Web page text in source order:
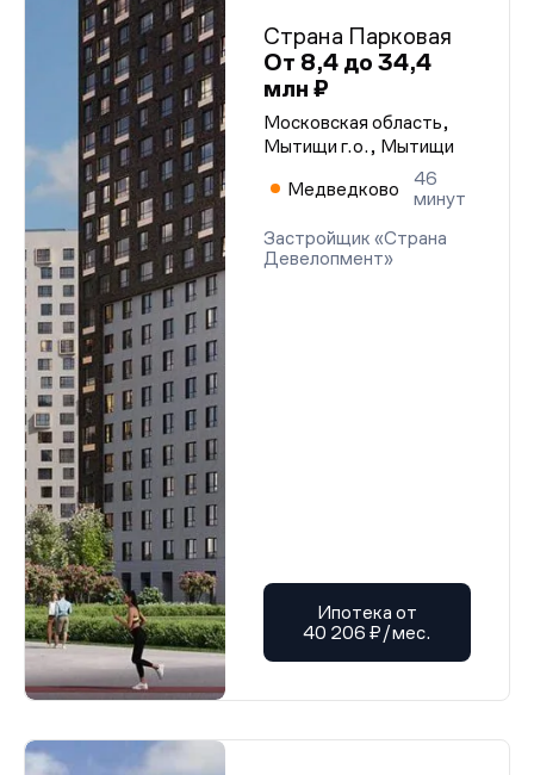
Страна Парковая
От 8,4 до 34,4
млн ₽
Московская область,
Мытищи г.о., Мытищи
Медведково
46
минут
Застройщик «Страна
Девелопмент»
Ипотека от
40 206 ₽/мес.